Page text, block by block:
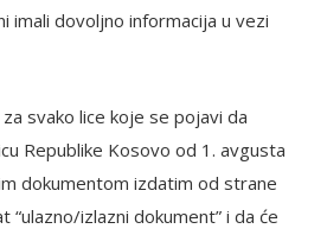
imali dovoljno informacija u vezi
svako lice koje se pojavi da
Republike Kosovo od 1. avgusta
dokumentom izdatim od strane
“ulazno/izlazni dokument” i da će